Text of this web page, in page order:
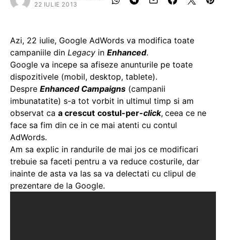
22 IULIE 2013
Azi, 22 iulie, Google AdWords va modifica toate
campaniile din Legacy in Enhanced.
Google va incepe sa afiseze anunturile pe toate
dispozitivele (mobil, desktop, tablete).
Despre Enhanced Campaigns (campanii
imbunatatite) s-a tot vorbit in ultimul timp si am
observat ca a crescut costul-per-click, ceea ce ne
face sa fim din ce in ce mai atenti cu contul
AdWords.
Am sa explic in randurile de mai jos ce modificari
trebuie sa faceti pentru a va reduce costurile, dar
inainte de asta va las sa va delectati cu clipul de
prezentare de la Google.